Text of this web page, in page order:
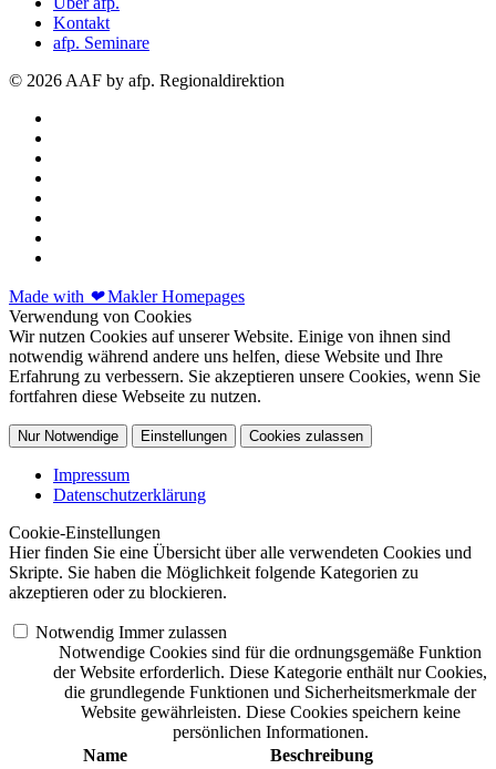
Kontakt
afp. Seminare
© 2026 AAF by afp. Regionaldirektion
Made with ❤Makler Homepages
Verwendung von Cookies
Wir nutzen Cookies auf unserer Website. Einige von ihnen sind
notwendig während andere uns helfen, diese Website und Ihre
Erfahrung zu verbessern. Sie akzeptieren unsere Cookies, wenn Sie
fortfahren diese Webseite zu nutzen.
Nur Notwendige Einstellungen Cookies zulassen
Impressum
Datenschutzerklärung
Cookie-Einstellungen
Hier finden Sie eine Übersicht über alle verwendeten Cookies und
Skripte. Sie haben die Möglichkeit folgende Kategorien zu
akzeptieren oder zu blockieren.
Notwendig Immer zulassen
Notwendige Cookies sind für die ordnungsgemäße Funktion
der Website erforderlich. Diese Kategorie enthält nur Cookies,
die grundlegende Funktionen und Sicherheitsmerkmale der
Website gewährleisten. Diese Cookies speichern keine
persönlichen Informationen.
Name
Beschreibung